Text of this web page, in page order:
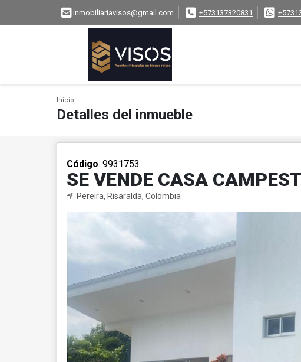
inmobiliariavisos@gmail.com +573137320831
Inicio
Detalles del inmueble
Código. 9931753
SE VENDE CASA
Pereira, Risaralda, Colombia